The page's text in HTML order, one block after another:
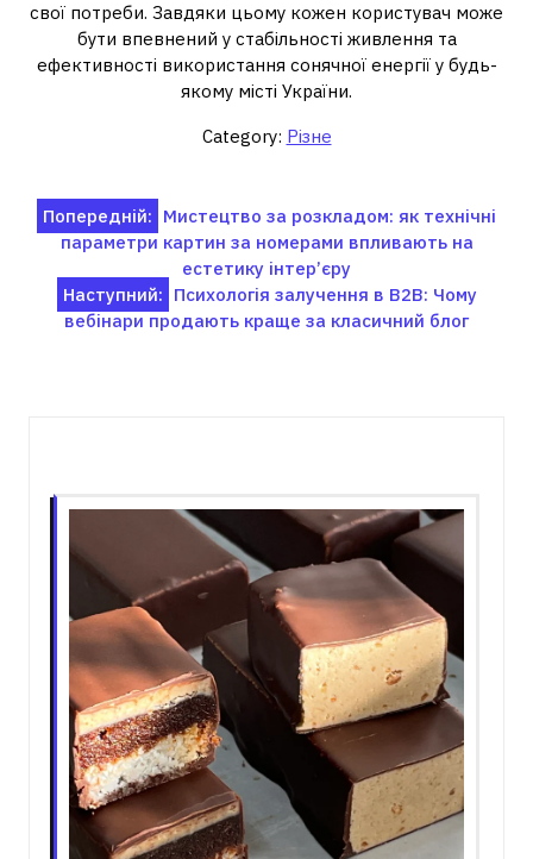
свої потреби. Завдяки цьому кожен користувач може
бути впевнений у стабільності живлення та
ефективності використання сонячної енергії у будь-
якому місті України.
Category: Різне
Навігація
записів
Попередній: Мистецтво за розкладом: як технічні
параметри картин за номерами впливають на
естетику інтер’єру
Наступний: Психологія залучення в B2B: Чому
вебінари продають краще за класичний блог